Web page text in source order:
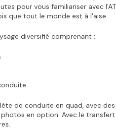
pour vous familiariser avec
que tout le monde est à l'aise
diversifié comprenant :
de conduite en quad, avec
en option. Avec le